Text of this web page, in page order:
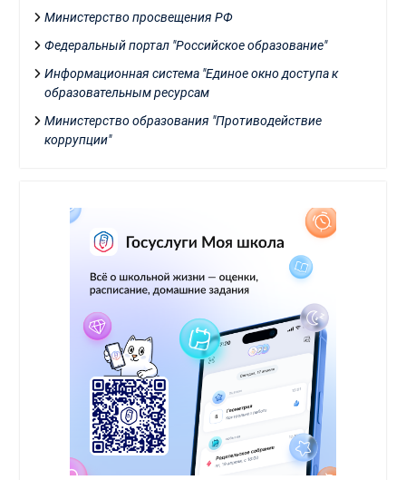
Министерство просвещения РФ
Федеральный портал "Российское образование"
Информационная система "Единое окно доступа к
образовательным ресурсам
Министерство образования "Противодействие
коррупции"